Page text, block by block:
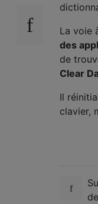
La voie
des
de
Clear
Il
clavier,